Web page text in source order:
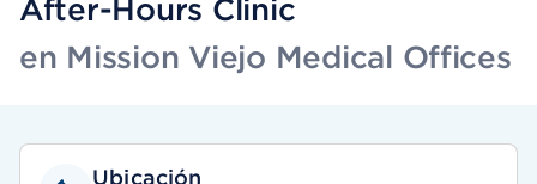
After-Hours Clinic
en Mission Viejo Medical Offices
Ubicación